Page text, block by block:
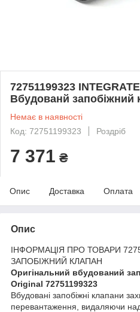
72751199323
Вбудованй запобіжний
Немає в наявності
Код: 72751199323
Роздріб
7 371 ₴
Опис Доставка Оплата
Опис
ІНФОРМАЦІЯ ПРО ТОВАРИ
ЗАПОБІЖНИЙ КЛАПАН
Оригінальний вбудований
Original 72751199323
Вбудовані запобіжні клапани
перевантаження, видаляючи